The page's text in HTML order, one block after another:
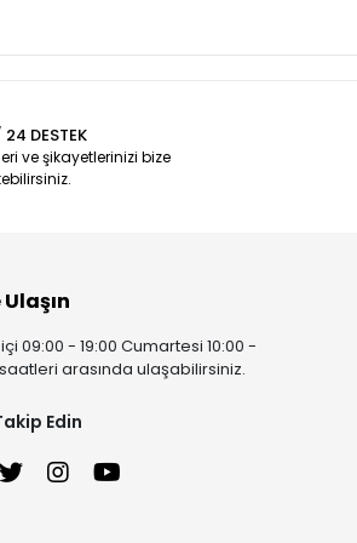
DESTEK
ve şikayetlerinizi bize
09:00 - 19:00 Cumartesi 10:00 -
saatleri arasında ulaşabilirsiniz.
Edin